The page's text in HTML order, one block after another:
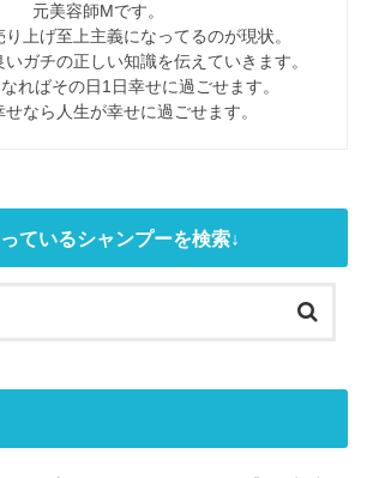
元美容師Mです。
上げ至上主義になってるのが現状。
ガチの正しい知識を伝えていきます。
ればその日1日幸せに過ごせます。
なら人生が幸せに過ごせます。
ているシャンプーを検索↓